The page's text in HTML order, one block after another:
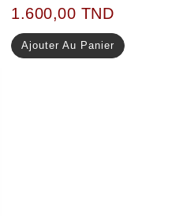
1.600,00 TND
Ajouter Au Panier